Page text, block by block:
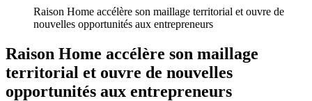
Raison Home accélère son maillage territorial et ouvre de
nouvelles opportunités aux entrepreneurs
Raison Home accélère son maillage
territorial et ouvre de nouvelles
opportunités aux entrepreneurs